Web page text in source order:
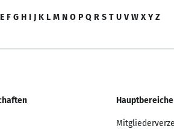
E F G H I J K L M N O P Q R S T U V W X Y Z
Hauptbereiche